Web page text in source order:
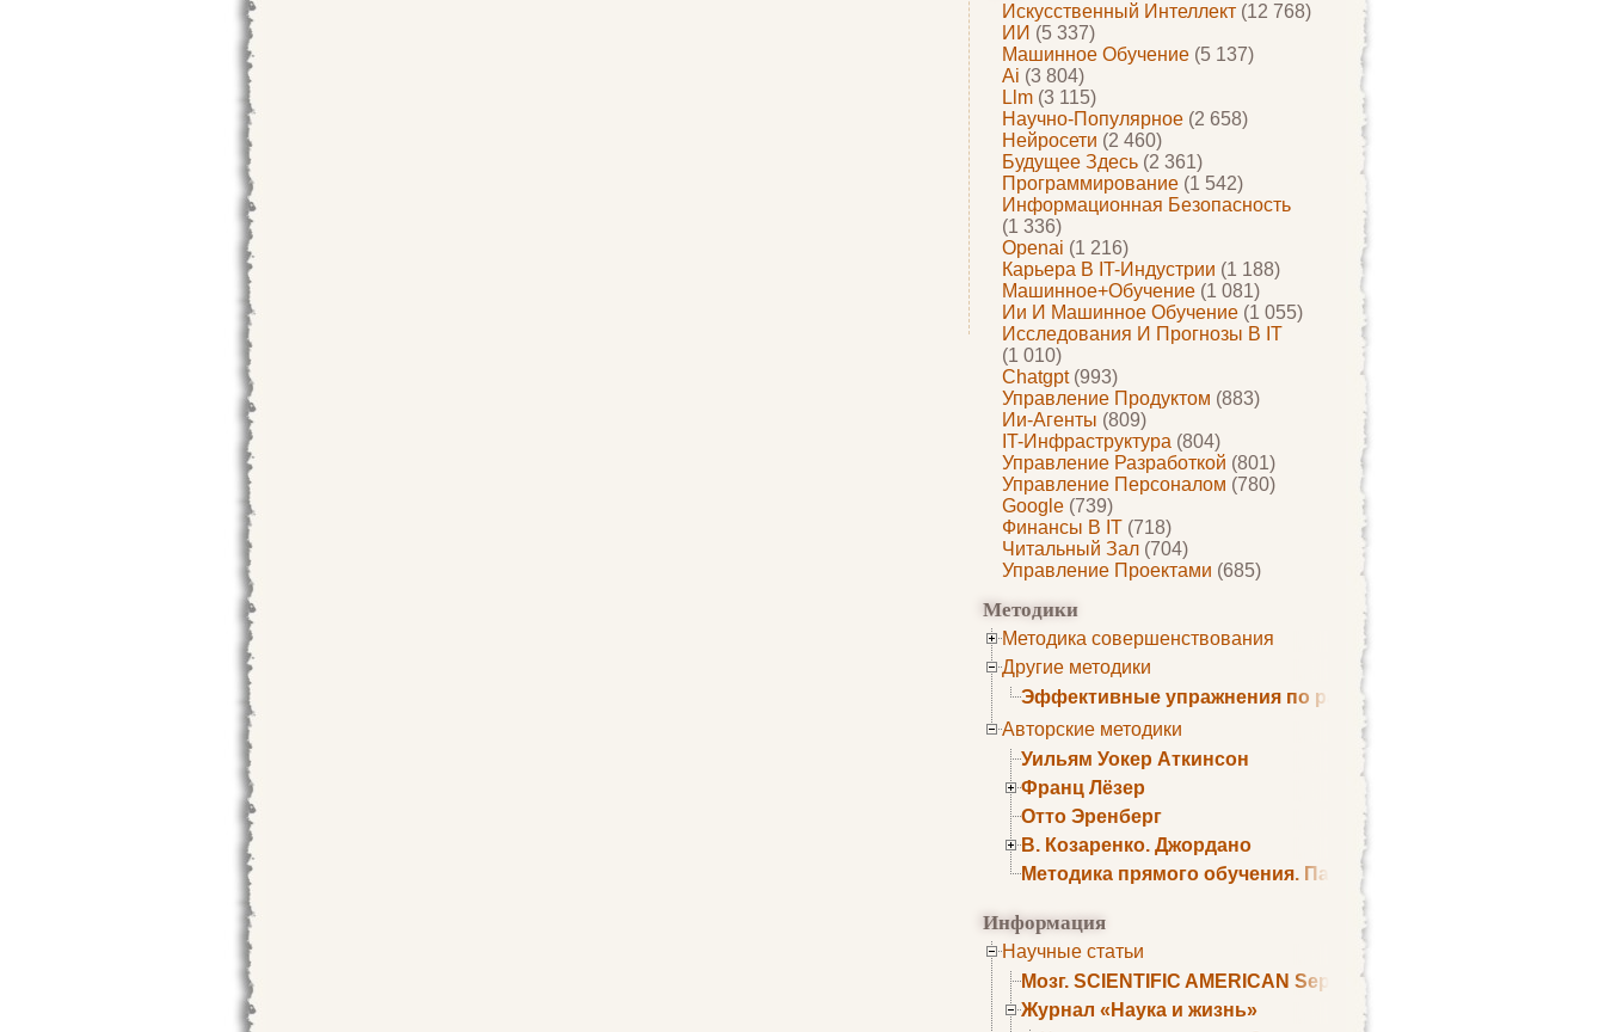
Искусственный Интеллект (12 768)
ИИ (5 337)
Машинное Обучение (5 137)
Ai (3 804)
Llm (3 115)
Научно-Популярное (2 658)
Нейросети (2 460)
Будущее Здесь (2 361)
Программирование (1 542)
Информационная Безопасность
(1 336)
Openai (1 216)
Карьера В IT-Индустрии (1 188)
Машинное+обучение (1 081)
Ии И Машинное Обучение (1 055)
Исследования И Прогнозы В IT
(1 010)
Chatgpt(993)
Управление Продуктом (883)
Ии-Агенты (809)
IT-Инфраструктура (804)
Управление Разработкой (801)
Управление Персоналом (780)
Google (739)
Финансы В IT (718)
Читальный Зал (704)
Управление Проектами (685)
Методики
Методика совершенствования
Другие методики
Эффективные упражнения по развитию памяти
Авторские методики
Уильям Уокер Аткинсон
Франц Лёзер
Отто Эренберг
В. Козаренко. Джордано
Методика прямого обучения. Пауль Шелли
Информация
Научные статьи
Мозг. SCIENTIFIC AMERICAN September 1979
Журнал «Наука и жизнь»